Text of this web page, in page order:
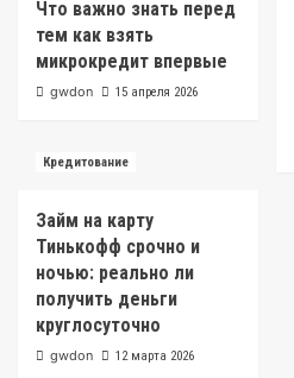
Что важно знать перед
тем как взять
микрокредит впервые
gwdon 15 апреля 2026
Кредитование
Займ на карту
Тинькофф срочно и
ночью: реально ли
получить деньги
круглосуточно
gwdon 12 марта 2026